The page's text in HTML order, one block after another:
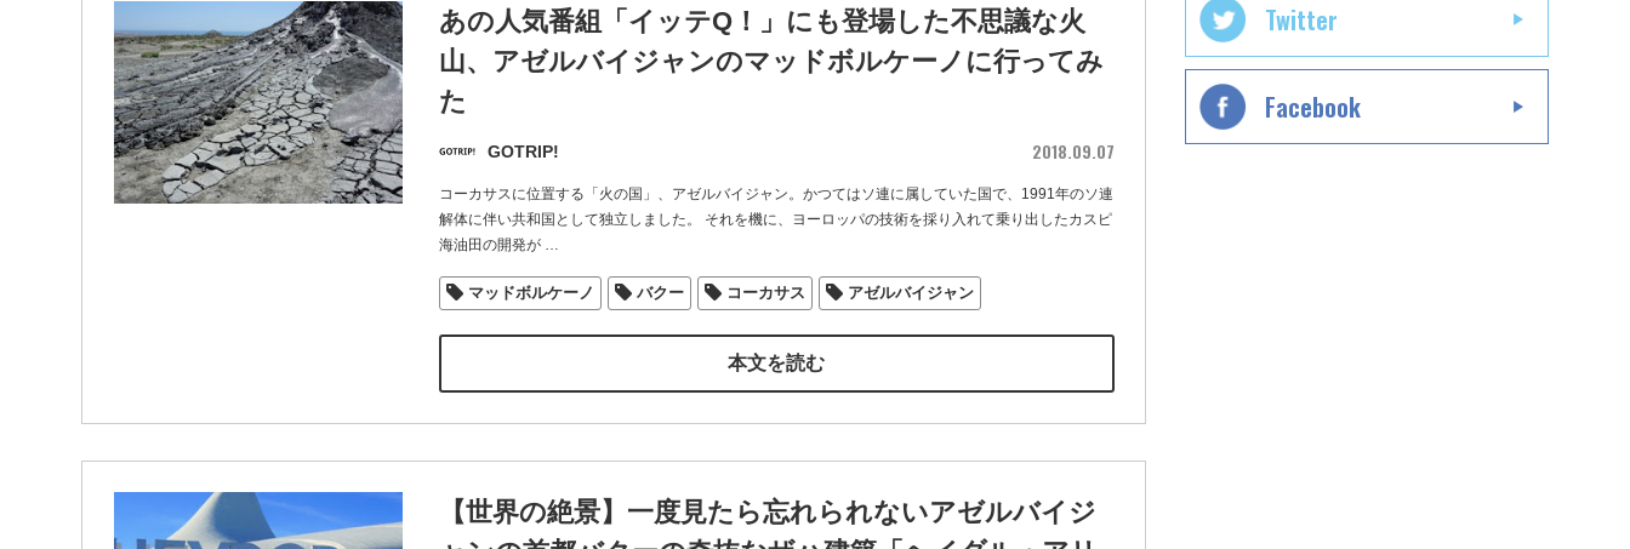
あの人気番組「イッテQ！」にも登場した不思議な火
山、アゼルバイジャンのマッドボルケーノに行ってみ
た
GOTRIP! 2018.09.07
コーカサスに位置する「火の国」、アゼルバイジャン。かつてはソ連に属していた国で、1991年のソ連
解体に伴い共和国として独立しました。 それを機に、ヨーロッパの技術を採り入れて乗り出したカスピ
海油田の開発が…
マッドボルケーノ バクー コーカサス アゼルバイジャン
本文を読む
【世界の絶景】一度見たら忘れられないアゼルバイジ
Twitter
Facebook